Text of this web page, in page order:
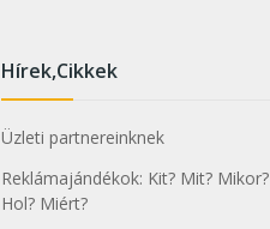
Hírek,Cikkek
Üzleti partnereinknek
Reklámajándékok: Kit? Mit? Mikor?
Hol? Miért?